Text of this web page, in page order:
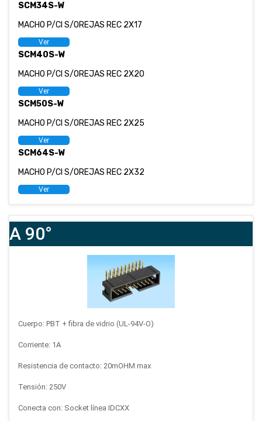
SCM34S-W
MACHO P/CI S/OREJAS REC 2X17
Ver
SCM40S-W
MACHO P/CI S/OREJAS REC 2X20
Ver
SCM50S-W
MACHO P/CI S/OREJAS REC 2X25
Ver
SCM64S-W
MACHO P/CI S/OREJAS REC 2X32
Ver
A 90°
Cuerpo: PBT + fibra de vidrio (UL-94V-O)
Corriente: 1A
Resistencia de contacto: 20mOHM max
Tensión: 250V
Conecta con: Socket línea IDCXX